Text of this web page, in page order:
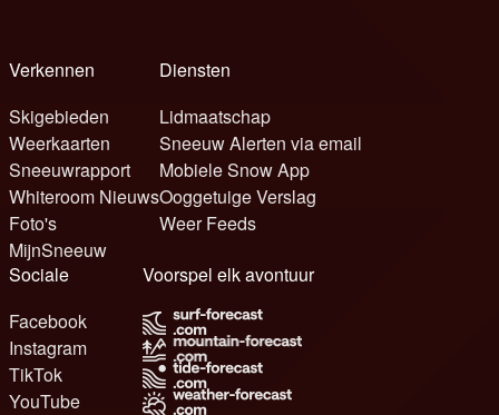
Verkennen
Skigebieden
Weerkaarten
Sneeuwrapport
Whiteroom Nieuws
Foto's
MijnSneeuw
Diensten
Lidmaatschap
Sneeuw Alerten via email
Mobiele Snow App
Ooggetuige Verslag
Weer Feeds
Sociale
Facebook
Instagram
TikTok
YouTube
Voorspel elk avontuur